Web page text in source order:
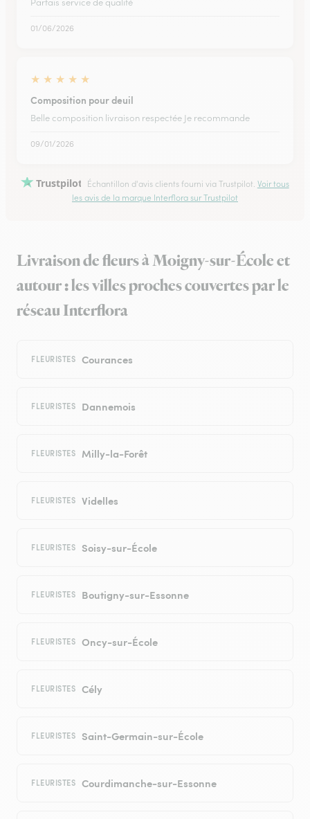
Parfais service de qualité
01/06/2026
★ ★ ★ ★ ★
Composition pour deuil
Belle composition livraison respectée Je recommande
09/01/2026
Trustpilot Échantillon d'avis clients fourni via Trustpilot. Voir tous
les avis de la marque Interflora sur Trustpilot
Livraison de fleurs à Moigny-sur-École et
autour : les villes proches couvertes par le
réseau Interflora
FLEURISTES Courances
FLEURISTES Dannemois
FLEURISTES Milly-la-Forêt
FLEURISTES Videlles
FLEURISTES Soisy-sur-École
FLEURISTES Boutigny-sur-Essonne
FLEURISTES Oncy-sur-École
FLEURISTES Cély
FLEURISTES Saint-Germain-sur-École
FLEURISTES Courdimanche-sur-Essonne